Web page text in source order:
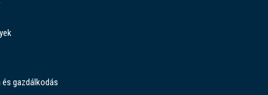
gazdálkodás